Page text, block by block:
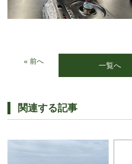
« 前へ 一覧へ
関連する記事